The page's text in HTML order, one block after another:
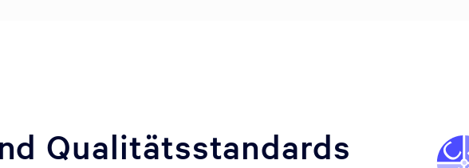
Qualitätsstandards